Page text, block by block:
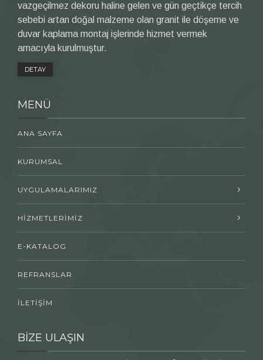
vazgeçilmez dekoru haline gelen ve gün geçtikçe tercih
sebebi artan doğal malzeme olan granit ile döşeme ve
duvar kaplama montaj işlerinde hizmet vermek
amacıyla kurulmuştur.
DETAY
MENÜ
ANA SAYFA
KURUMSAL
UYGULAMALARIMIZ
HİZMETLERİMİZ
E-KATALOG
REFRANSLAR
İLETİŞİM
BİZE ULAŞIN